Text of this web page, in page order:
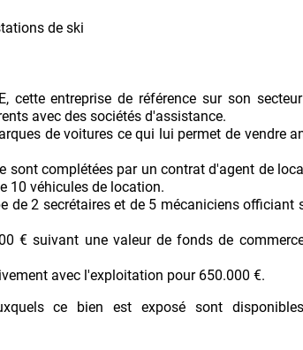
de ski
cette entreprise de référence sur son
avec des sociétés d'assistance.
de voitures ce qui lui permet de vendre
sont complétées par un contrat d'agent de
10 véhicules de location.
de 2 secrétaires et de 5 mécaniciens officiant
€ suivant une valeur de fonds de
avec l'exploitation pour 650.000 €.
ce bien est exposé sont